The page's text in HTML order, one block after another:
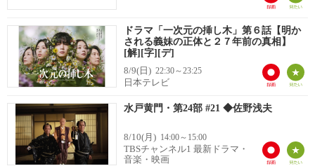
ドラマ「一次元の挿し木」第６話【明か
される義妹の正体と２７年前の真相】
[解][字][デ]
8/9(日) 22:30～23:25
日本テレビ
水戸黄門・第24部 #21 ◆佐野浅夫
8/10(月) 14:00～15:00
TBSチャンネル1 最新ドラマ・
音楽・映画